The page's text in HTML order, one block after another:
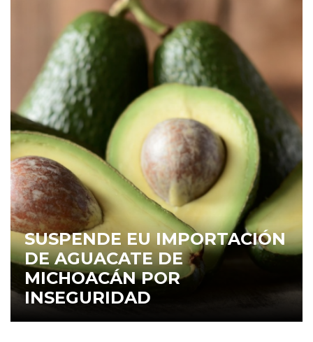
SUSPENDE EU IMPORTACIÓN
DE AGUACATE DE
MICHOACÁN POR
INSEGURIDAD